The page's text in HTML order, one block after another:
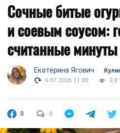
Сочные битые
и соевым соусом:
считанные минуты
Екатерина Ягович
6.07.2026 11:00
3,8
0 0